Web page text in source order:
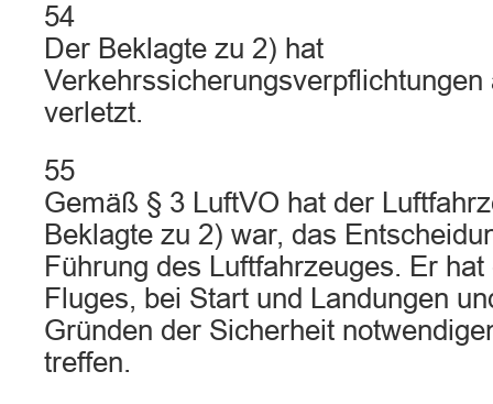
54
Der Beklagte zu 2) hat
Verkehrssicherungsverpflichtungen
verletzt.
55
Gemäß § 3 LuftVO hat der
Beklagte zu 2) war, das
Führung des Luftfahrzeuges. Er
Fluges, bei Start und Landungen
Gründen der Sicherheit
treffen.